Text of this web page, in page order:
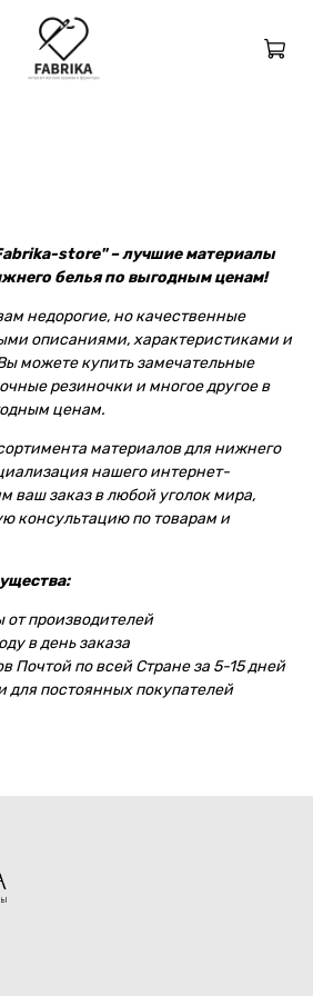
store" – лучшие материалы
белья по выгодным ценам!
недорогие, но качественные
описаниями, характеристиками и
можете купить замечательные
резиночки и многое другое в
ценам.
материалов для нижнего
нашего интернет-
ваш заказ в любой уголок мира,
консультацию по товарам и
производителей
в день заказа
Почтой по всей Стране за 5-15 дней
для постоянных покупателей